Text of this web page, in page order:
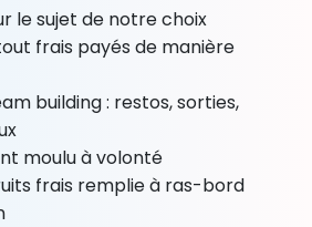
le sujet de notre choix
frais payés de manière
building : restos, sorties,
moulu à volonté
frais remplie à ras-bord